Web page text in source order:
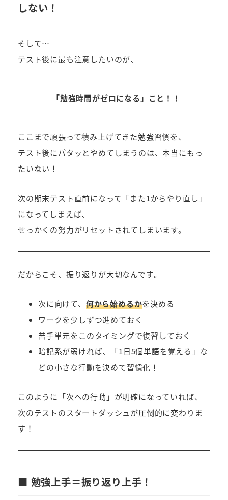
しない！
そして…
テスト後に最も注意したいのが、
「勉強時間がゼロになる」こと！！
ここまで頑張って積み上げてきた勉強習慣を、
テスト後にパタッとやめてしまうのは、本当にもっ
たいない！
次の期末テスト直前になって「また1からやり直し」
になってしまえば、
せっかくの努力がリセットされてしまいます。
だからこそ、振り返りが大切なんです。
次に向けて、 何から始めるかを決める
ワークを少しずつ進めておく
苦手単元をこのタイミングで復習しておく
暗記系が弱ければ、「1日5個単語を覚える」な
どの小さな行動を決めて習慣化！
このように「次への行動」が明確になっていれば、
次のテストのスタートダッシュが圧倒的に変わりま
す！
■ 勉強上手＝振り返り上手！